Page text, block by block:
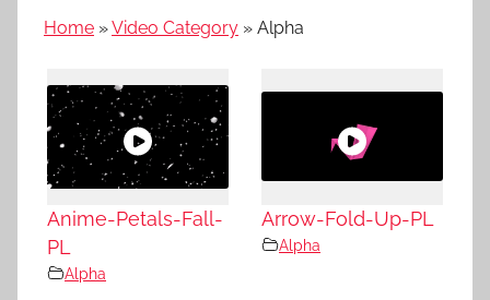
Home »Video Category » Alpha
Anime-Petals-Fall-
PL
Alpha
Arrow-Fold-Up-PL
Alpha